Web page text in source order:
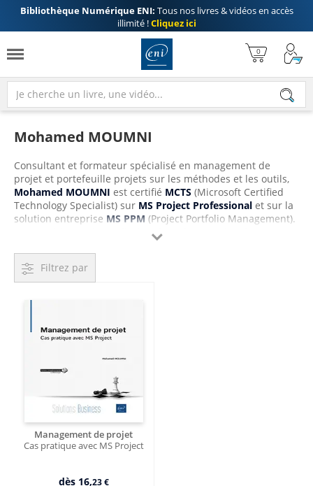
Bibliothèque Numérique ENI: Tous nos livres & vidéos en accès
illimité !Cliquez ici
Mohamed MOUMNI
Consultant et formateur spécialisé en management de
projet et portefeuille projets sur les méthodes et les outils,
Mohamed MOUMNI est certifié MCTS (Microsoft Certified
Technology Specialist) sur MS Project Professional et sur la
solution entreprise MS PPM (Project Portfolio Management).
Son expérience d'une dizaine d'années passées dans
l'implémentation, le conseil et la formation des utilisateurs
sur les différentes versions de MS Project Serveur, en France
et à l'étranger, l'a amené à l'écriture de cet ouvrage pour
partager son expérience et ses connaissances dans le
domaine du management de projet en général et de MS

Filtrez par
Management de projet
Cas pratique avec MS Project
dès 16,23 €